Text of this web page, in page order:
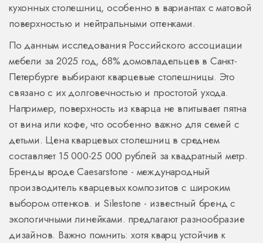
кухонных столешниц, особенно в вариантах с матовой
поверхностью и нейтральными оттенками.
По данным исследования Российского ассоциации
мебели за 2025 год, 68% домовладельцев в Санкт-
Петербурге выбирают кварцевые столешницы. Это
связано с их долговечностью и простотой ухода.
Например, поверхность из кварца не впитывает пятна
от вина или кофе, что особенно важно для семей с
детьми. Цена кварцевых столешниц в среднем
составляет 15 000-25 000 рублей за квадратный метр.
Бренды вродеCaesarstone - международный
производитель кварцевых композитов с широким
выбором оттенков. и Silestone - известный бренд с
экологичными линейками. предлагают разнообразие
дизайнов. Важно помнить: хотя кварц устойчив к